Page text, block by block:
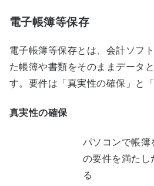
電子帳簿等保存
電子帳簿等保存とは、会計ソフ
た帳簿や書類をそのままデータ
す。要件は「真実性の確保」と
真実性の確保
パソコンで帳簿
の要件を満たし
る